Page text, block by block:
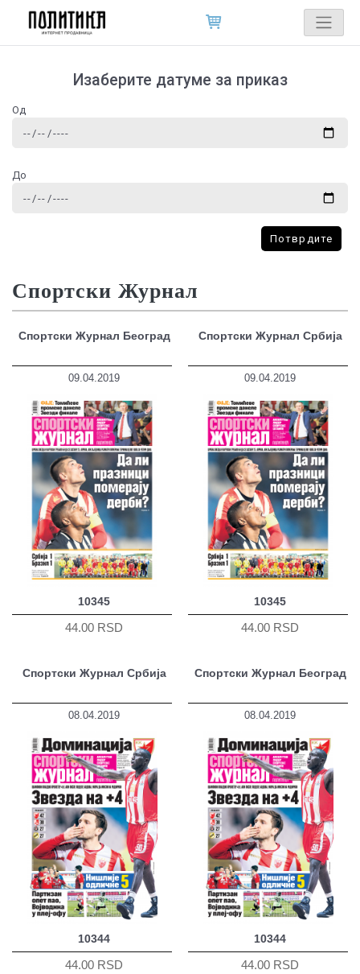
Изаберите датуме за приказ
Од
До
Потврдите
Спортски Журнал
Спортски Журнал Београд
09.04.2019
10345
44.00 RSD
Спортски Журнал Србија
09.04.2019
10345
44.00 RSD
Спортски Журнал Србија
08.04.2019
10344
44.00 RSD
Спортски Журнал Београд
08.04.2019
10344
44.00 RSD